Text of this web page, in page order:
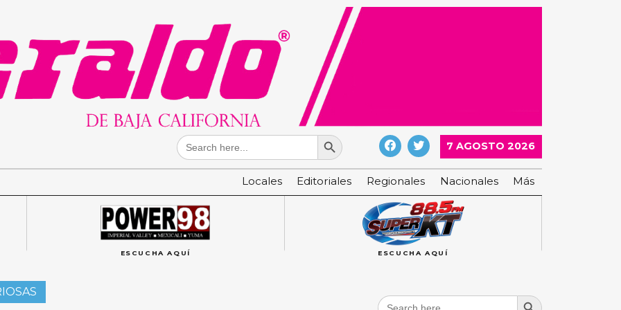
Search
for:
Search Button
7 AGOSTO 2026
Locales Editoriales Regionales Nacionales Más
ESCUCHA AQUÍ ESCUCHA AQUÍ
Search
Search Button